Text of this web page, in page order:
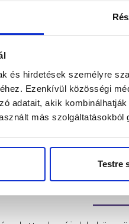
és hirdetések személyre
Ezenkívül közösségi
adatait, akik
más szolgáltatásokból
Testre
7-15H
LÉGY